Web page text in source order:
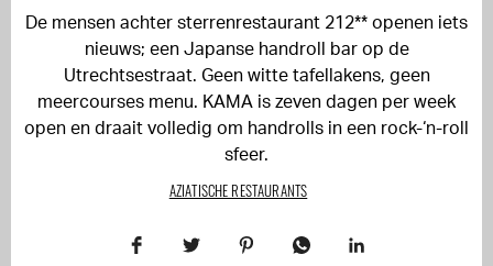
De mensen achter sterrenrestaurant 212** openen iets
nieuws; een Japanse handroll bar op de
Utrechtsestraat. Geen witte tafellakens, geen
meercourses menu. KAMA is zeven dagen per week
open en draait volledig om handrolls in een rock-‘n-roll
sfeer.
AZIATISCHE RESTAURANTS